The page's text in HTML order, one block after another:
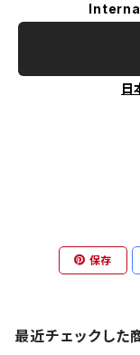
日
保存
最近チェックした